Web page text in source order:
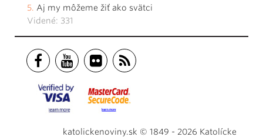
Aj my môžeme žiť ako svätci
Videné: 331
katolickenoviny.sk © 1849 - 2026 Katolícke